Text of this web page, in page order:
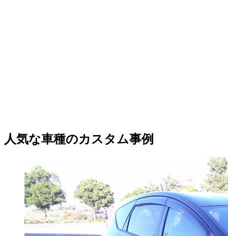
人気な車種のカスタム事例